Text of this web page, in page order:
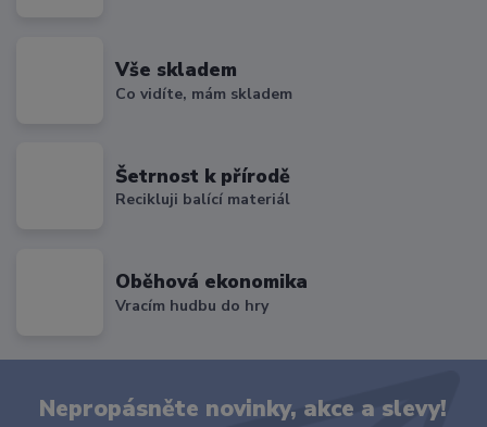
Vše skladem
Co vidíte, mám skladem
Šetrnost k přírodě
Recikluji balící materiál
Oběhová ekonomika
Vracím hudbu do hry
Nepropásněte novinky, akce a slevy!